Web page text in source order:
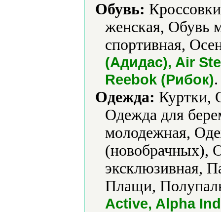
Обувь:
женская, Обувь
спортивная,
(Адидас), Air
Reebok (Рибок).
Одежда: Куртки,
Одежда для
молодежная,
(новобрачных),
эксклюзивная,
Плащи,
Active, Alpha